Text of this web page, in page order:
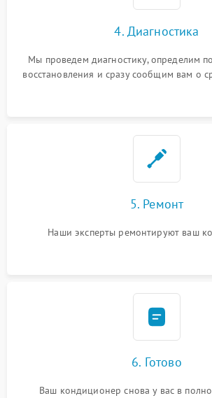
4. Диагностика
Мы проведем диагностику, определим
восстановления и сразу сообщим вам о
5. Ремонт
Наши эксперты ремонтируют ваш
6. Готово
Ваш кондиционер снова у вас в